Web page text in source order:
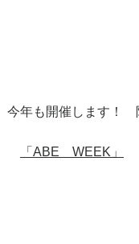
今年も開催します！
「ABE WEEK」